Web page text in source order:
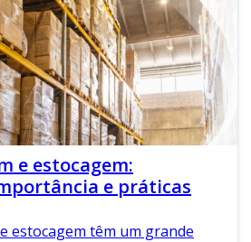
e estocagem:
e práticas
estocagem têm um grande